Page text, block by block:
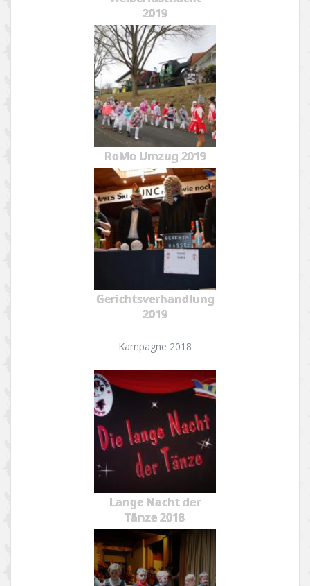
2019
RoMo Umzug 2019
Gerichtsverhandlung
2019
Kampagne 2018
Lange Nacht der
Tänze 2018